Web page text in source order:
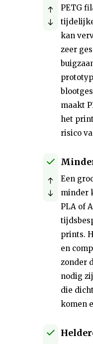
PETG
kan
zeer
maakt
het
risico
Een
minder
PLA of
prints.
en
zonder
nodig
die
komen